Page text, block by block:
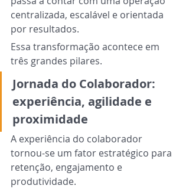
centralizada, escalável e orientada
por resultados.
Essa transformação acontece em
três grandes pilares.
Jornada do Colaborador:
experiência, agilidade e
proximidade
A experiência do colaborador
tornou-se um fator estratégico para
retenção, engajamento e
produtividade.